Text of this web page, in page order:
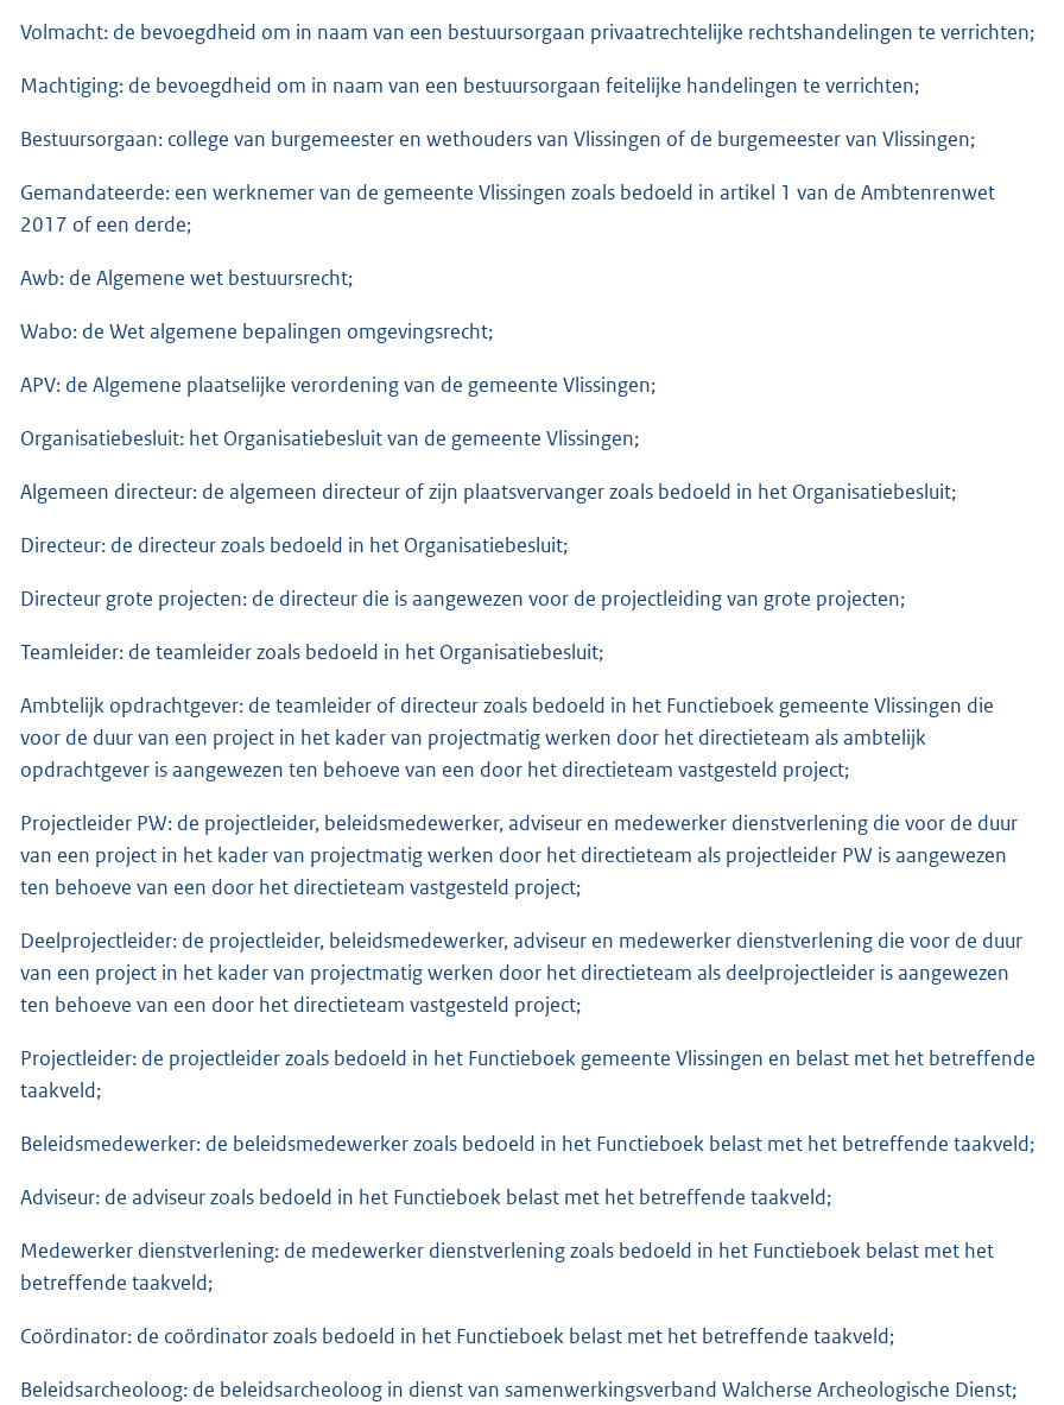
Volmacht: de bevoegdheid om in naam van een bestuursorgaan privaatrechtelijke rechtshandelingen te verrichten;
Machtiging: de bevoegdheid om in naam van een bestuursorgaan feitelijke handelingen te verrichten;
Bestuursorgaan: college van burgemeester en wethouders van Vlissingen of de burgemeester van Vlissingen;
Gemandateerde: een werknemer van de gemeente Vlissingen zoals bedoeld in artikel 1 van de Ambtenrenwet
2017 of een derde;
Awb: de Algemene wet bestuursrecht;
Wabo: de Wet algemene bepalingen omgevingsrecht;
APV: de Algemene plaatselijke verordening van de gemeente Vlissingen;
Organisatiebesluit: het Organisatiebesluit van de gemeente Vlissingen;
Algemeen directeur: de algemeen directeur of zijn plaatsvervanger zoals bedoeld in het Organisatiebesluit;
Directeur: de directeur zoals bedoeld in het Organisatiebesluit;
Directeur grote projecten: de directeur die is aangewezen voor de projectleiding van grote projecten;
Teamleider: de teamleider zoals bedoeld in het Organisatiebesluit;
Ambtelijk opdrachtgever: de teamleider of directeur zoals bedoeld in het Functieboek gemeente Vlissingen die
voor de duur van een project in het kader van projectmatig werken door het directieteam als ambtelijk
opdrachtgever is aangewezen ten behoeve van een door het directieteam vastgesteld project;
Projectleider PW: de projectleider, beleidsmedewerker, adviseur en medewerker dienstverlening die voor de duur
van een project in het kader van projectmatig werken door het directieteam als projectleider PW is aangewezen
ten behoeve van een door het directieteam vastgesteld project;
Deelprojectleider: de projectleider, beleidsmedewerker, adviseur en medewerker dienstverlening die voor de duur
van een project in het kader van projectmatig werken door het directieteam als deelprojectleider is aangewezen
ten behoeve van een door het directieteam vastgesteld project;
Projectleider: de projectleider zoals bedoeld in het Functieboek gemeente Vlissingen en belast met het betreffende
taakveld;
Beleidsmedewerker: de beleidsmedewerker zoals bedoeld in het Functieboek belast met het betreffende taakveld;
Adviseur: de adviseur zoals bedoeld in het Functieboek belast met het betreffende taakveld;
Medewerker dienstverlening: de medewerker dienstverlening zoals bedoeld in het Functieboek belast met het
betreffende taakveld;
Coördinator: de coördinator zoals bedoeld in het Functieboek belast met het betreffende taakveld;
Beleidsarcheoloog: de beleidsarcheoloog in dienst van samenwerkingsverband Walcherse Archeologische Dienst;